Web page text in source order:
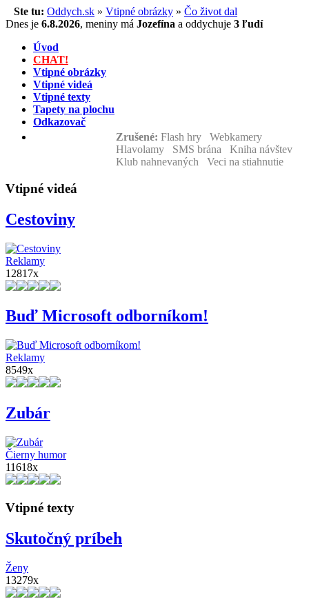
Ste tu: Oddych.sk » Vtipné obrázky » Čo život dal
Dnes je 6.8.2026, meniny má Jozefína a oddychuje 3 ľudí
Úvod
CHAT!
Vtipné obrázky
Vtipné videá
Vtipné texty
Tapety na plochu
Odkazovač
Zrušené: Flash hry Webkamery
Hlavolamy SMS brána Kniha návštev
Klub nahnevaných Veci na stiahnutie
Vtipné videá
Cestoviny
Reklamy
12817x
Buď Microsoft odborníkom!
Reklamy
8549x
Zubár
Čierny humor
11618x
Vtipné texty
Skutočný príbeh
Ženy
13279x